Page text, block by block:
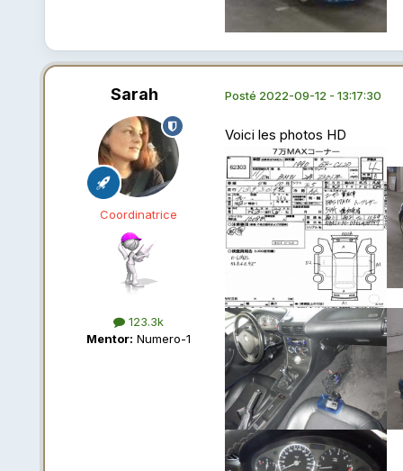
Sarah
Coordinatrice
123.3k
Mentor: Numero-1
Posté 2022-09-12 - 13:17:30
Voici les photos HD